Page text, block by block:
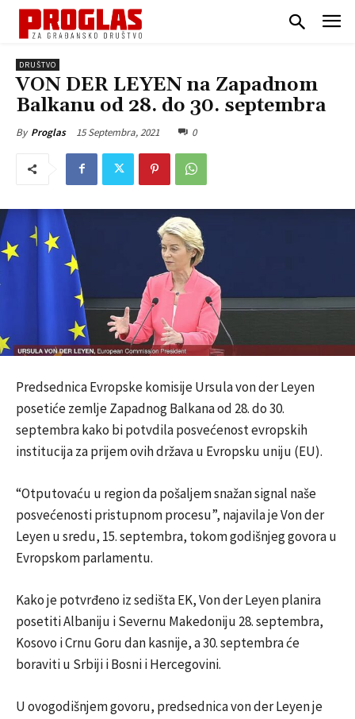
DRUŠTVO
VON DER LEYEN na Zapadnom
Balkanu od 28. do 30. septembra
By Proglas 15 Septembra, 2021 0
Predsednica Evropske komisije Ursula von der Leyen
posetiće zemlje Zapadnog Balkana od 28. do 30.
septembra kako bi potvdila posvećenost evropskih
institucija za prijem ovih država u Evropsku uniju (EU).
“Otputovaću u region da pošaljem snažan signal naše
posvećenosti pristupnom procesu”, najavila je Von der
Leyen u sredu, 15. septembra, tokom godišnjeg govora u
Evropskom parlamentu.
Kako je potvrđeno iz sedišta EK, Von der Leyen planira
posetiti Albaniju i Severnu Makedoniju 28. septembra,
Kosovo i Crnu Goru dan kasnije, a 30. septembra će
boraviti u Srbiji i Bosni i Hercegovini.
U ovogodišnjem govoru, predsednica von der Leyen je